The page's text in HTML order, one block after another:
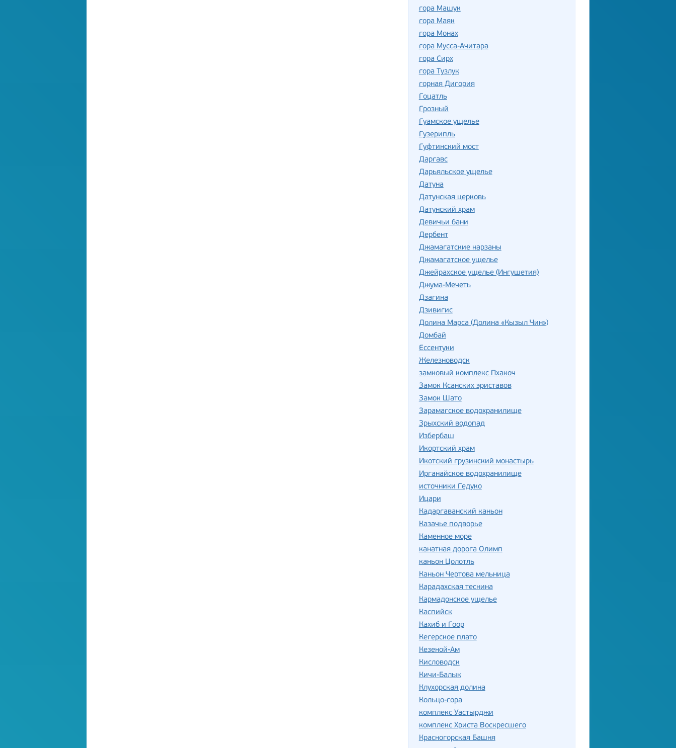
гора Машук
гора Маяк
гора Монах
гора Мусса-Ачитара
гора Сирх
гора Тузлук
горная Дигория
Гоцатль
Грозный
Гуамское ущелье
Гузерипль
Гуфтинский мост
Даргавс
Дарьяльское ущелье
Датуна
Датунская церковь
Датунский храм
Девичьи бани
Дербент
Джамагатские нарзаны
Джамагатское ущелье
Джейрахское ущелье (Ингушетия)
Джума-Мечеть
Дзагина
Дзивигис
Долина Марса (Долина «Кызыл Чин»)
Домбай
Ессентуки
Железноводск
замковый комплекс Пхакоч
Замок Ксанских эриставов
Замок Шато
Зарамагское водохранилище
Зрыхский водопад
Избербаш
Икортский храм
Икотский грузинский монастырь
Ирганайское водохранилище
источники Гедуко
Ицари
Кадаргаванский каньон
Казачье подворье
Каменное море
канатная дорога Олимп
каньон Цолотль
Каньон Чертова мельница
Карадахская теснина
Кармадонское ущелье
Каспийск
Кахиб и Гоор
Кегерское плато
Кезеной-Ам
Кисловодск
Кичи-Балык
Клухорская долина
Кольцо-гора
комплекс Уастырджи
комплекс Христа Воскресшего
Красногорская Башня